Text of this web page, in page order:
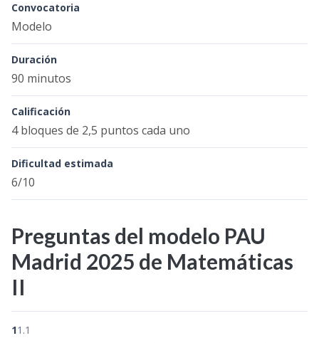
Convocatoria
Modelo
Duración
90 minutos
Calificación
4 bloques de 2,5 puntos cada uno
Dificultad estimada
6/10
Preguntas del modelo PAU
Madrid 2025 de Matemáticas
II
11.1